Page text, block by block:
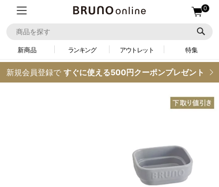
0
新商品 ランキング アウトレット 特集
新規会員登録で すぐに使える500円クーポンプレゼント